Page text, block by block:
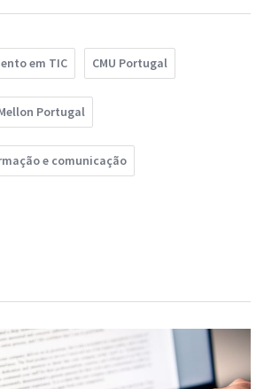
em TIC CMU Portugal
Portugal
e comunicação